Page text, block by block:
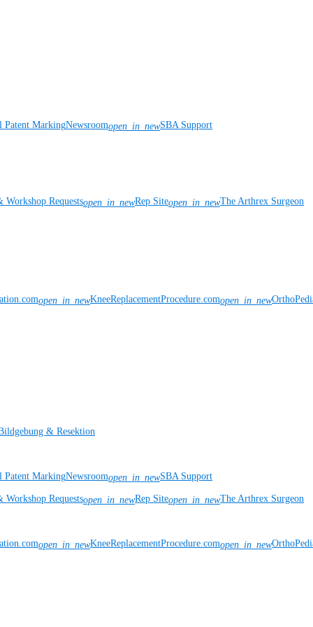
Patent MarkingNewsroomopen_in_newSBA Support
Requestsopen_in_newRep Siteopen_in_newThe Arthrex Surgeon
open_in_newKneeReplacementProcedure.comopen_in_new
& Resektion
Patent MarkingNewsroomopen_in_newSBA Support
Requestsopen_in_newRep Siteopen_in_newThe Arthrex Surgeon
open_in_newKneeReplacementProcedure.comopen_in_new